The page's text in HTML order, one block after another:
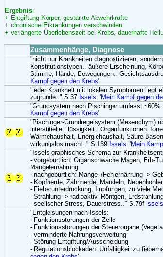
Ergebnis:
+ Entgiftung Körper, gestärkte Abwehrkräfte
+ chronische Erkrankungen verschwinden
+ verlängerte Überlebenszeit bei Krebs, dauerhafte
Zusammenhänge, Diagnose
"nicht nur Krankheiten diagnostizieren,
Konstitutionstypen.. äußere Erscheinung,
Stimme, Hände, Bewegungen..
Kampf gegen den Krebs'
"jeder Krankheit mit lokalen Symptomen liegt
zugrunde.." S.37 Issels: 'Mein Kampf gegen
"Grundsystem nach Pischinger umfasst
Kampf gegen den Krebs'
"Pischinger-Grundregelsystem (Mesenchym)
interstitielle Flüssigkeit.. Organfunktionen:
Wärmehaushalt, Energiehaushalt, Säure-
wirkungslos macht.." S.139 Issels: 'Mein
"Issels graphisches Schema zur
- vorgeburtlich: Organschwäche Magen, Erb-
Mangelernährung
- nachgeburtlich: Mangel-/Fehlernährung ->
- Kopfherde, Zahnherde, Mandeln,
- Fieberunterdrückung, Impfungen, zu viele
- Strahlung -> radioaktiv, Röntgen,
- seelischer Stress, Dauerstress.." S.79f
"Entgleisungen nach Issels:
- Funktionsstörungen der Zelle
- Funktionsstörungen der Steuerorgane
- verminderte Nahrungsverwertung
- Störung Entgiftung/Ausscheidung
- Regulationsblockaden: Unfähigkeit zu